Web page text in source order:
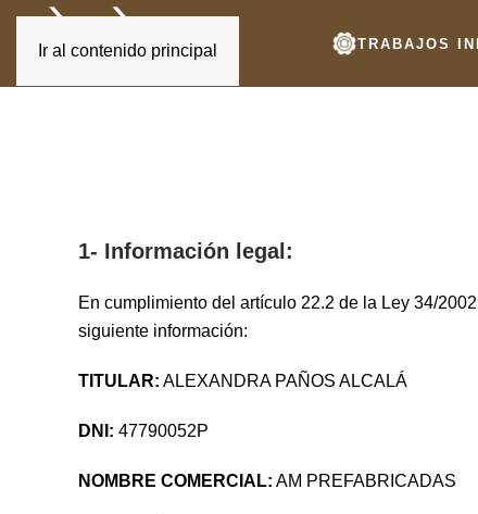
Ir al contenido principal TRABAJOS
1- Información legal:
En cumplimiento del artículo 22.2 de la Ley 34/
siguiente información:
TITULAR: ALEXANDRA PAÑOS ALCALÁ
DNI: 47790052P
NOMBRE COMERCIAL: AM PREFABRICADAS